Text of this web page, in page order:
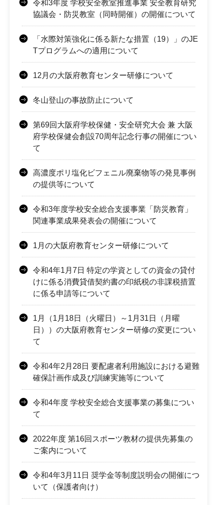
令和3年度 学校安全教室推進事業 安全教育研究
協議会・防災教室（同時開催）の開催について
「水際対策強化に係る新たな措置（19）」のJE
Tプログラムへの適用について
12月の大阪府教育センター研修について
冬山登山の事故防止について
第69回大阪府学校保健・安全研究大会 兼 大阪
府学校保健会創設70周年記念行事の開催につい
て
高濃度ポリ塩化ビフェニル廃棄物等の発見事例
の提供等について
令和3年度学校安全総合支援事業「防災教育」
関連事業成果発表会の開催について
1月の大阪府教育センター研修について
令和4年1月7日 特定の学資としての資金の貸付
けに係る消費貸借契約書の印紙税の非課税措置
に係る申請等について
1月（1月18日（火曜日）～1月31日（月曜
日））の大阪府教育センター研修の変更につい
て
令和4年2月28日 要配慮者利用施設における避難
確保計画作成及び訓練実施等について
令和4年度 学校安全総合支援事業の募集につい
て
2022年度 第16回スポーツ教材の提供先募集の
ご案内について
令和4年3月11日 奨学金等制度説明会の開催につ
いて（保護者向け）